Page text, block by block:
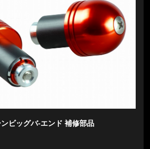
ビッグバ-エンド 補修部品